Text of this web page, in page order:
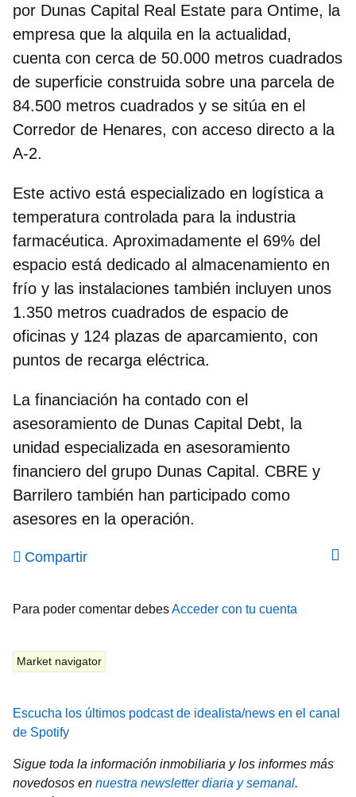
por Dunas Capital Real Estate para Ontime, la
empresa que la alquila en la actualidad,
cuenta con cerca de 50.000 metros cuadrados
de superficie construida sobre una parcela de
84.500 metros cuadrados y se sitúa en el
Corredor de Henares, con acceso directo a la
A-2.
Este activo está especializado en logística a
temperatura controlada para la industria
farmacéutica. Aproximadamente el 69% del
espacio está dedicado al almacenamiento en
frío y las instalaciones también incluyen unos
1.350 metros cuadrados de espacio de
oficinas y 124 plazas de aparcamiento, con
puntos de recarga eléctrica.
La financiación ha contado con el
asesoramiento de Dunas Capital Debt, la
unidad especializada en asesoramiento
financiero del grupo Dunas Capital. CBRE y
Barrilero también han participado como
asesores en la operación.
Compartir
Para poder comentar debesAcceder con tu cuenta
Market navigator
Escucha los últimos podcast de idealista/news en el canal
de Spotify
Sigue toda la información inmobiliaria y los informes más
novedosos en nuestra newsletter diaria y semanal.